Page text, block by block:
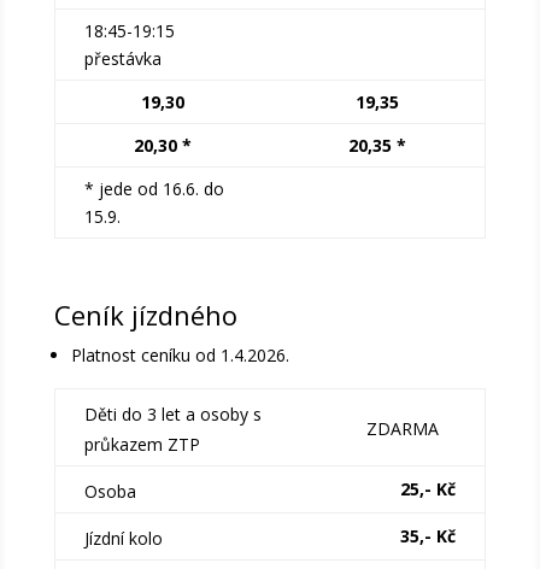
18:45-19:15
přestávka
19,30
19,35
20,30 *
20,35 *
* jede od 16.6. do
15.9.
Ceník jízdného
Platnost ceníku od 1.4.2026.
Děti do 3 let a osoby s
průkazem ZTP
ZDARMA
Osoba 25,- Kč
Jízdní kolo 35,- Kč